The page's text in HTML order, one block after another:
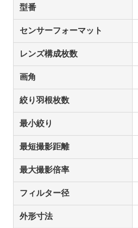
型番
センサーフォーマット
レンズ構成枚数
画角
絞り羽根枚数
最小絞り
最短撮影距離
最大撮影倍率
フィルター径
外形寸法